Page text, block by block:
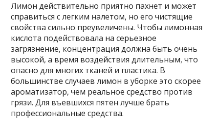
Лимон действительно приятно пахнет и может
справиться с легким налетом, но его чистящие
свойства сильно преувеличены. Чтобы лимонная
кислота подействовала на серьезное
загрязнение, концентрация должна быть очень
высокой, а время воздействия длительным, что
опасно для многих тканей и пластика. В
большинстве случаев лимон в уборке это скорее
ароматизатор, чем реальное средство против
грязи. Для въевшихся пятен лучше брать
профессиональные средства.